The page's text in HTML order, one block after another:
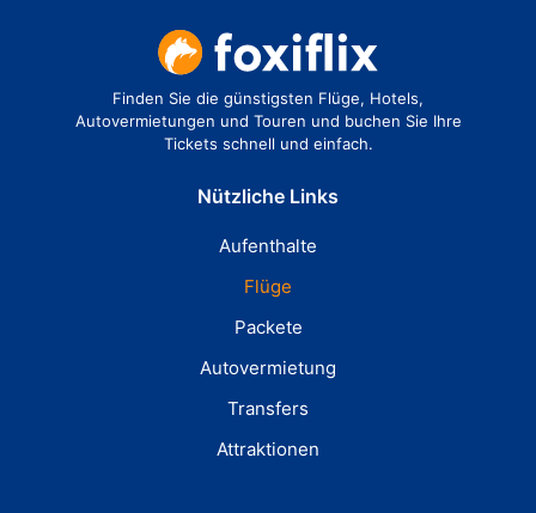
Finden Sie die günstigsten Flüge, Hotels,
Autovermietungen und Touren und buchen Sie Ihre
Tickets schnell und einfach.
Nützliche Links
Aufenthalte
Flüge
Packete
Autovermietung
Transfers
Attraktionen